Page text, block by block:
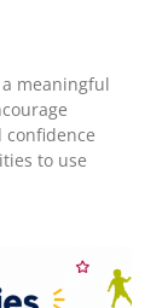
a meaningful
to use